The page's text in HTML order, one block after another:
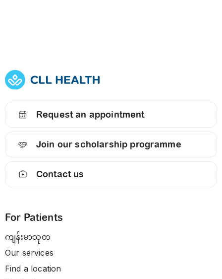
Request an appointment
Join our scholarship programme
Contact us
For Patients
ကျန်းမာသုတ
Our services
Find a location